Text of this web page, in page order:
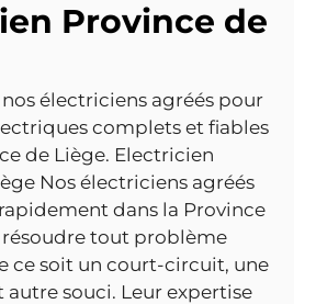
Province de
électriciens agréés pour
complets et fiables
de Liège. Electricien
Nos électriciens agréés
dans la Province
tout problème
ce soit un court-circuit, une
autre souci. Leur expertise